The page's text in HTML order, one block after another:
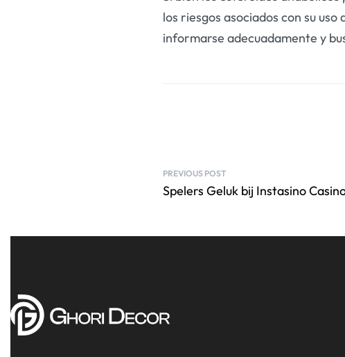
los riesgos asociados con su
informarse adecuadamente y
PREVIOUS POST
Spelers Geluk bij Instasino